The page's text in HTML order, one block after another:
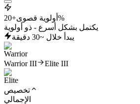
أولوية قصوى +20%
يكتمل بشكل أسرع - ذو أولوية
يبدأ خلال ~30 دقيقة
Warrior III Elite III
تخصيص
الإجمالي